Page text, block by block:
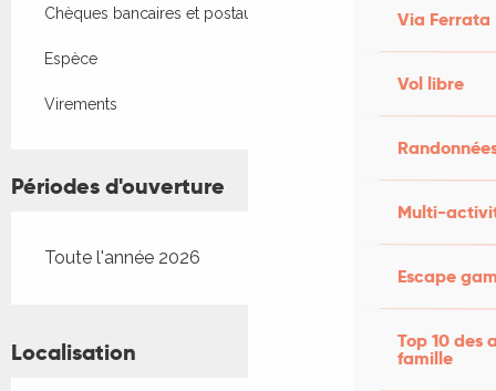
Via Ferrata
Vol libre
Multi-
Escape
Top 10 des
famille
Chèques bancaires et postaux
Espèce
Virements
Périodes d'ouverture
Toute l'année 2026
Localisation